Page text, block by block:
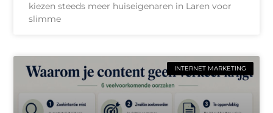
kiezen steeds meer huiseigenaren in Laren voor
slimme
INTERNET MARKETING